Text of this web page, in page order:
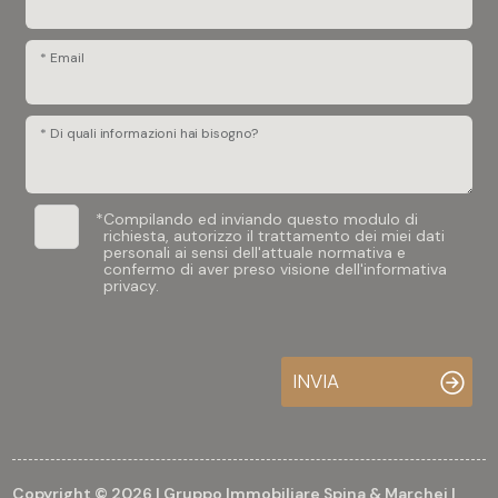
* Email
* Di quali informazioni hai bisogno?
*Compilando ed inviando questo modulo di
richiesta, autorizzo il trattamento dei miei dati
personali ai sensi dell'attuale normativa e
confermo di aver preso visione dell'informativa
privacy.
INVIA
Copyright © 2026 | Gruppo Immobiliare Spina & Marchei |